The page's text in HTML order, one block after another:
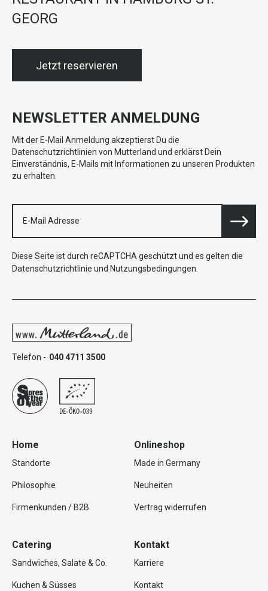
GEORG
Jetzt reservieren
NEWSLETTER ANMELDUNG
Mit der E-Mail Anmeldung akzeptierst Du die
Datenschutzrichtlinien von Mutterland und erklärst Dein
Einverständnis, E-Mails mit Informationen zu unseren Produkten
zu erhalten.
Diese Seite ist durch reCAPTCHA geschützt und es gelten die
Datenschutzrichtlinie und Nutzungsbedingungen
Telefon - 040 4711 3500
Home
Standorte
Philosophie
Firmenkunden / B2B
Onlineshop
Made in Germany
Neuheiten
Vertrag widerrufen
Catering
Sandwiches, Salate & Co.
Kuchen & Süsses
Kontakt
Karriere
Kontakt